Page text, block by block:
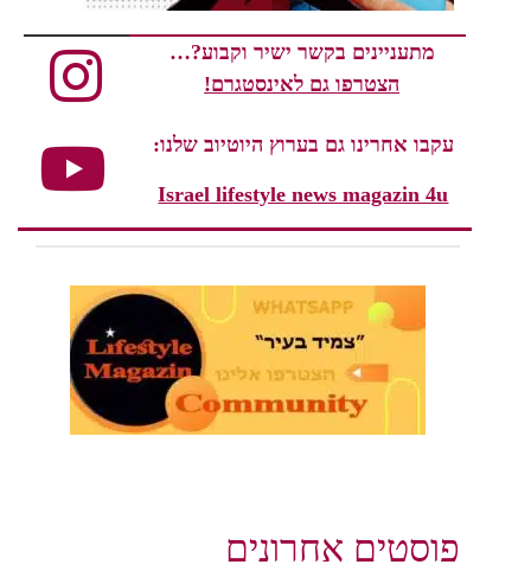
מתעניינים בקשר ישיר וקבוע?…
הצטרפו גם לאינסטגרם!
עקבו אחרינו גם בערוץ היוטיוב שלנו:
Israel lifestyle news magazin 4u
פוסטים אחרונים